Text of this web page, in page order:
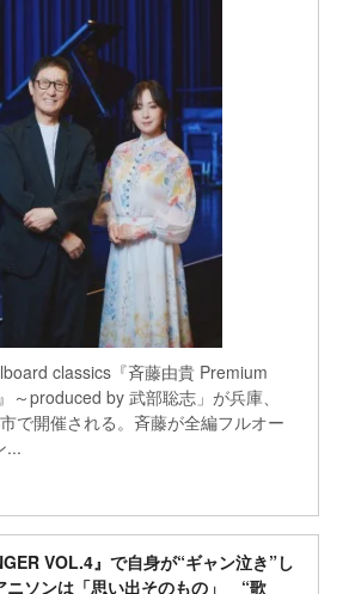
classics『斉藤由貴 Premium
～produced by 武部聡志」が兵庫、
で開催される。斉藤が全編フルオー
...
VOL.4』で自身が“ギャン泣き”し
ソンは「思い出そのもの」 “歌